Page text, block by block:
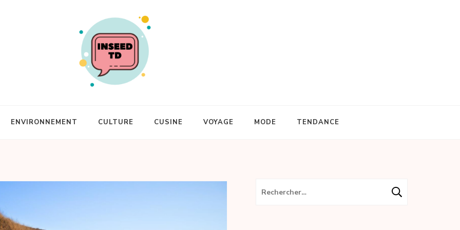
ENVIRONNEMENT CULTURE CUSINE VOYAGE MODE TENDANCE
Rechercher :